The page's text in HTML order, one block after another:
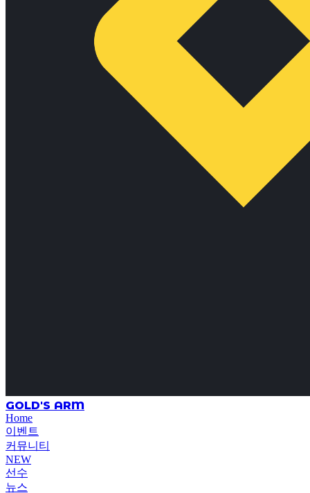
GOLD'S ARM
Home
이벤트
커뮤니티
NEW
선수
뉴스